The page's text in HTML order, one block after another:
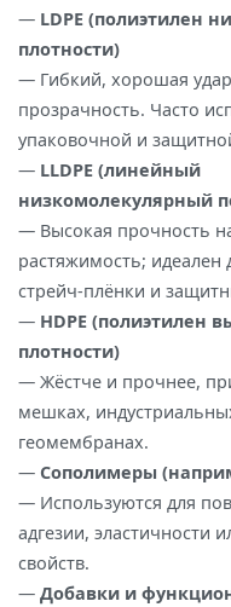
— LDPE (полиэтилен
плотности)
— Гибкий, хорошая
прозрачность. Часто
упаковочной и
— LLDPE (линейный
низкомолекулярный
— Высокая прочность
растяжимость; идеален
стрейч‑плёнки и
— HDPE (полиэтилен
плотности)
— Жёстче и прочнее,
мешках,
геомембранах.
— Сополимеры
— Используются для
адгезии, эластичности
свойств.
— Добавки и